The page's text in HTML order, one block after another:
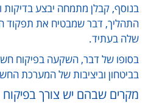
בנוסף, קבלן מתמחה יבצע בדיקות
התהליך, דבר שמבטיח את תפקוד
שלה בעתיד.
בסופו של דבר, השקעה בפיקוח
בביטחון וביציבות של המערכת
מקרים שבהם יש צורך